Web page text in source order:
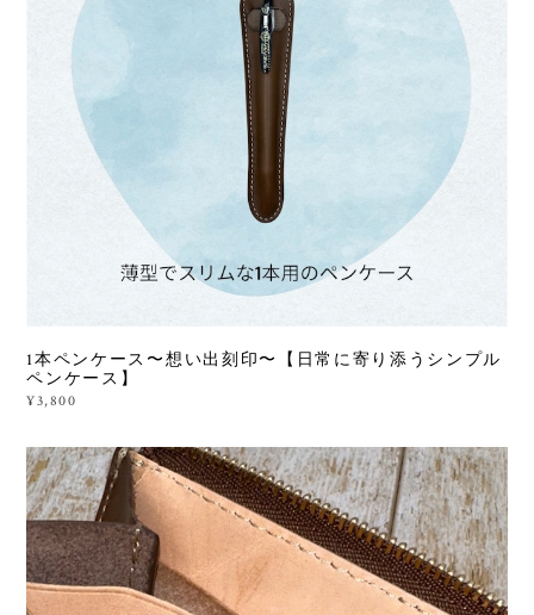
1本ペンケース〜想い出刻印〜【日常に寄り添うシンプル
ペンケース】
¥3,800